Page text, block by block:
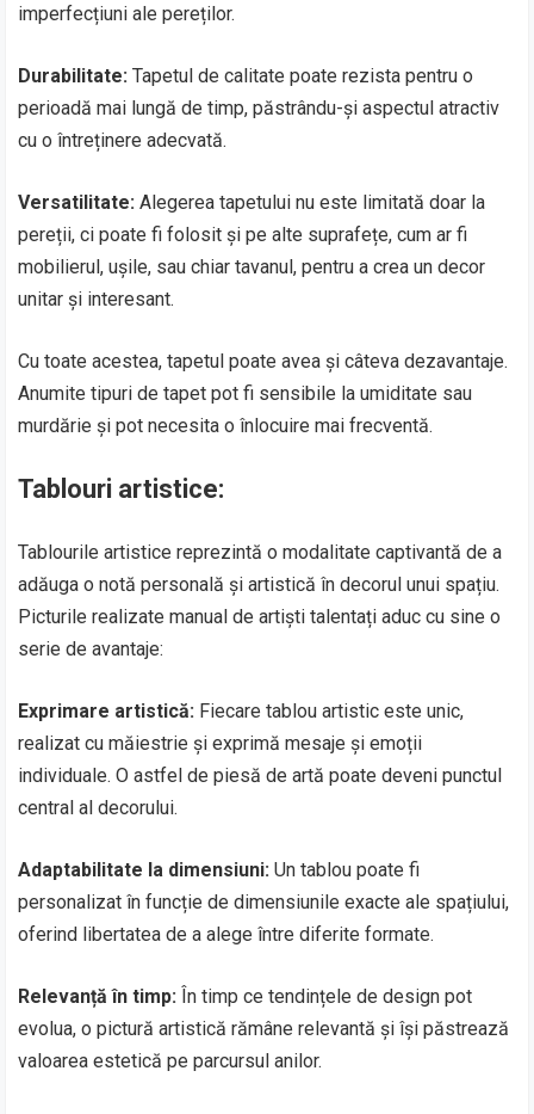
imperfecțiuni ale pereților.
Durabilitate: Tapetul de calitate poate rezista pentru o
perioadă mai lungă de timp, păstrându-și aspectul atractiv
cu o întreținere adecvată.
Versatilitate: Alegerea tapetului nu este limitată doar la
pereții, ci poate fi folosit și pe alte suprafețe, cum ar fi
mobilierul, ușile, sau chiar tavanul, pentru a crea un decor
unitar și interesant.
Cu toate acestea, tapetul poate avea și câteva dezavantaje.
Anumite tipuri de tapet pot fi sensibile la umiditate sau
murdărie și pot necesita o înlocuire mai frecventă.
Tablouri artistice:
Tablourile artistice reprezintă o modalitate captivantă de a
adăuga o notă personală și artistică în decorul unui spațiu.
Picturile realizate manual de artiști talentați aduc cu sine o
serie de avantaje:
Exprimare artistică: Fiecare tablou artistic este unic,
realizat cu măiestrie și exprimă mesaje și emoții
individuale. O astfel de piesă de artă poate deveni punctul
central al decorului.
Adaptabilitate la dimensiuni: Un tablou poate fi
personalizat în funcție de dimensiunile exacte ale spațiului,
oferind libertatea de a alege între diferite formate.
Relevanță în timp: În timp ce tendințele de design pot
evolua, o pictură artistică rămâne relevantă și își păstrează
valoarea estetică pe parcursul anilor.